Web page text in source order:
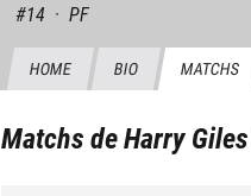
#14 · PF
HOME BIO MATCHS
Matchs deHarry